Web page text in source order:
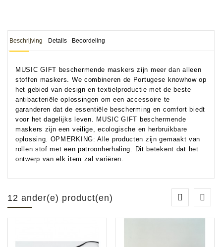
Beschrijving Details Beoordeling
MUSIC GIFT beschermende maskers zijn meer dan alleen
stoffen maskers. We combineren de Portugese knowhow op
het gebied van design en textielproductie met de beste
antibacteriële oplossingen om een accessoire te
garanderen dat de essentiële bescherming en comfort biedt
voor het dagelijks leven. MUSIC GIFT beschermende
maskers zijn een veilige, ecologische en herbruikbare
oplossing. OPMERKING: Alle producten zijn gemaakt van
rollen stof met een patroonherhaling. Dit betekent dat het
ontwerp van elk item zal variëren.
12 ander(e) product(en)